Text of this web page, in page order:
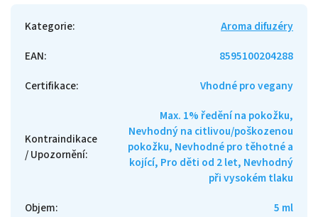
Kategorie:
Aroma difuzéry
EAN:
8595100204288
Certifikace: Vhodné pro vegany
Kontraindikace
/ Upozornění:
Max. 1% ředění na pokožku,
Nevhodný na citlivou/poškozenou
pokožku, Nevhodné pro těhotné a
kojící, Pro děti od 2 let, Nevhodný
při vysokém tlaku
Objem: 5 ml